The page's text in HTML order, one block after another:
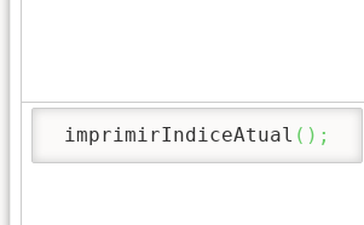
imprimirIndiceAtual ( ) ;